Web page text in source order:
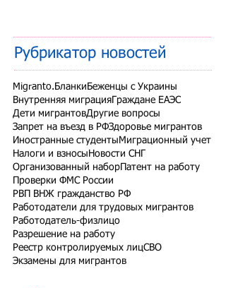
Рубрикатор новостей
Migranto.Бланки Беженцы с Украины
Внутренняя миграция Граждане ЕАЭС
Дети мигрантовДругие вопросы
Запрет на въезд в РФЗдоровье мигрантов
Иностранные студенты Миграционный учет
Налоги и взносы Новости СНГ
Организованный набор Патент на работу
Проверки ФМС России
РВП ВНЖ гражданство РФ
Работодатели для трудовых мигрантов
Работодатель-физлицо
Разрешение на работу
Реестр контролируемых лицСВО
Экзамены для мигрантов